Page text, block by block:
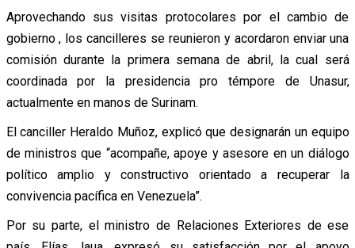
Aprovechando sus visitas protocolares por el cambio de
gobierno , los cancilleres se reunieron y acordaron enviar una
comisión durante la primera semana de abril, la cual será
coordinada por la presidencia pro témpore de Unasur,
actualmente en manos de Surinam.
El canciller Heraldo Muñoz, explicó que designarán un equipo
de ministros que “acompañe, apoye y asesore en un diálogo
político amplio y constructivo orientado a recuperar la
convivencia pacífica en Venezuela”.
Por su parte, el ministro de Relaciones Exteriores de ese